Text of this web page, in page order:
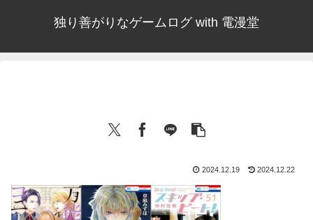
独り善がりなゲームログ with 電漫堂
2024.12.19 2024.12.22